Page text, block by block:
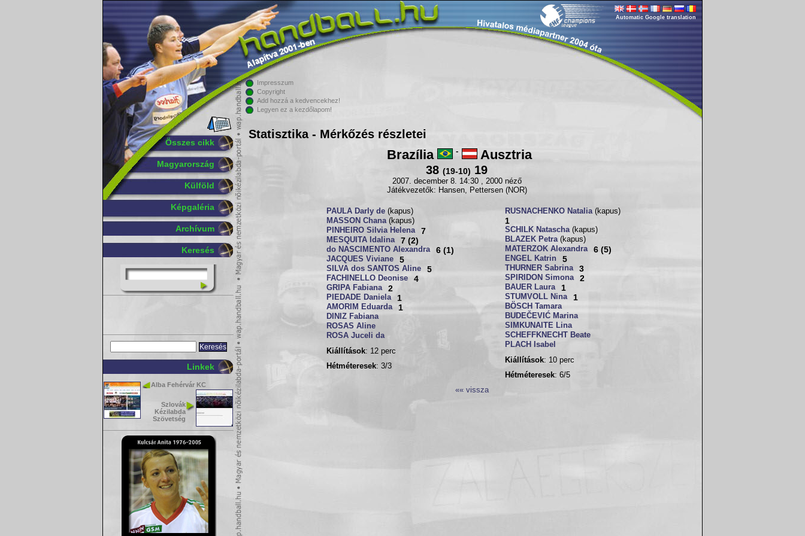
Összes cikk
Magyarország
Külföld
Képgaléria
Archívum
Keresés
Linkek
Alba Fehérvár KC
Szlovák
Kézilabda
Szövetség
Automatic Google translation
Impresszum
Copyright
Add hozzá a kedvencekhez!
Legyen ez a kezdőlapom!
Statisztika - Mérkőzés részletei
Brazília - Ausztria
38 (19-10) 19
2007. december 8. 14:30 , 2000 néző
Játékvezetők: Hansen, Pettersen (NOR)
PAULA Darly de (kapus)
MASSON Chana(kapus)
PINHEIRO Silvia Helena
7
MESQUITA Idalina 7 (2)
do NASCIMENTO Alexandra 6 (1)
JACQUES Viviane 5
SILVA dos SANTOS Aline 5
FACHINELLO Deonise 4
GRIPA Fabiana 2
PIEDADE Daniela 1
AMORIM Eduarda 1
DINIZ Fabiana
ROSAS Aline
ROSA Juceli da
Kiállítások: 12 perc
Hétméteresek: 3/3
RUSNACHENKO Natalia(kapus)
1
SCHILK Natascha(kapus)
BLAZEK Petra(kapus)
MATERZOK Alexandra
6 (5)
ENGEL Katrin 5
THURNER Sabrina 3
SPIRIDON Simona 2
BAUER Laura 1
STUMVOLL Nina 1
BÖSCH Tamara
BUDEČEVIĆ Marina
SIMKUNAITE Lina
SCHEFFKNECHT Beate
PLACH Isabel
Kiállítások: 10 perc
Hétméteresek: 6/5
«« vissza